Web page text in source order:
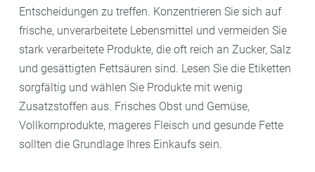
Entscheidungen zu treffen. Konzentrieren Sie sich auf
frische, unverarbeitete Lebensmittel und vermeiden Sie
stark verarbeitete Produkte, die oft reich an Zucker, Salz
und gesättigten Fettsäuren sind. Lesen Sie die Etiketten
sorgfältig und wählen Sie Produkte mit wenig
Zusatzstoffen aus. Frisches Obst und Gemüse,
Vollkornprodukte, mageres Fleisch und gesunde Fette
sollten die Grundlage Ihres Einkaufs sein.